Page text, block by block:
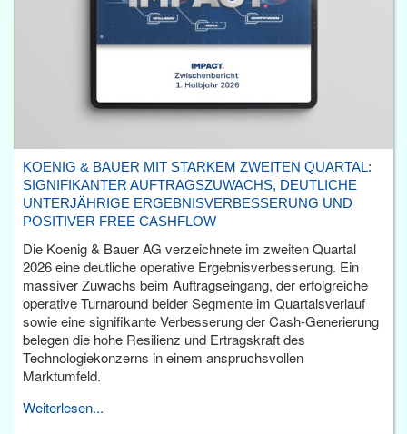
KOENIG & BAUER MIT STARKEM ZWEITEN QUARTAL:
SIGNIFIKANTER AUFTRAGSZUWACHS, DEUTLICHE
UNTERJÄHRIGE ERGEBNISVERBESSERUNG UND
POSITIVER FREE CASHFLOW
Die Koenig & Bauer AG verzeichnete im zweiten Quartal
2026 eine deutliche operative Ergebnisverbesserung. Ein
massiver Zuwachs beim Auftragseingang, der erfolgreiche
operative Turnaround beider Segmente im Quartalsverlauf
sowie eine signifikante Verbesserung der Cash-Generierung
belegen die hohe Resilienz und Ertragskraft des
Technologiekonzerns in einem anspruchsvollen
Marktumfeld.
Weiterlesen...